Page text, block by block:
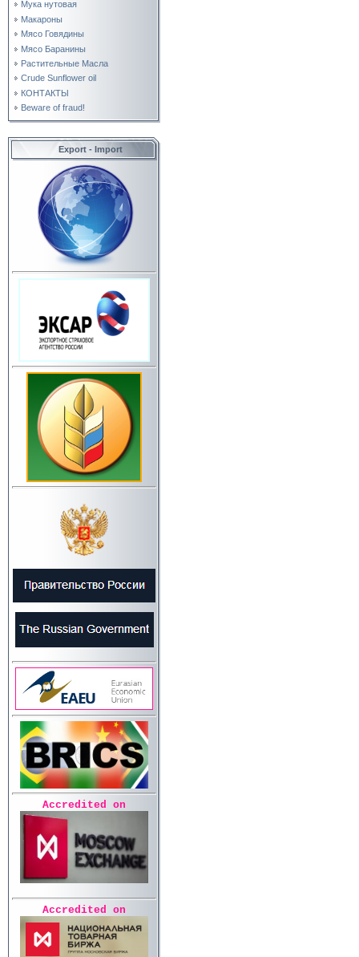
Мука нутовая
Макароны
Мясо Говядины
Мясо Баранины
Растительные Масла
Crude Sunflower oil
КОНТАКТЫ
Beware of fraud!
Export - Import
Accredited on
Accredited on